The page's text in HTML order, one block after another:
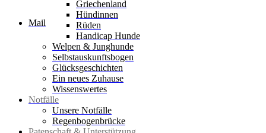
Mail
Griechenland
Hündinnen
Rüden
Handicap Hunde
Welpen & Junghunde
Selbstauskunftsbogen
Glücksgeschichten
Ein neues Zuhause
Wissenswertes
Notfälle
Unsere Notfälle
Regenbogenbrücke